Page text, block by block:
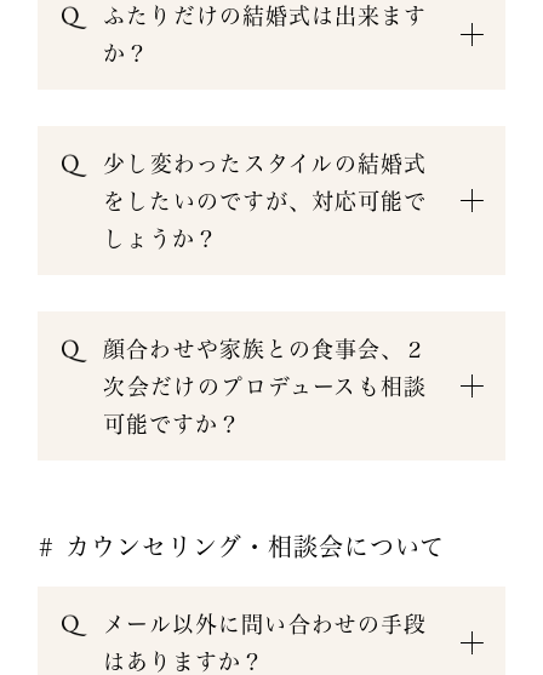
ふたりだけの結婚式は出来ます
か？
少し変わったスタイルの結婚式
をしたいのですが、対応可能で
しょうか？
顔合わせや家族との食事会、２
次会だけのプロデュースも相談
可能ですか？
# カウンセリング・相談会について
メール以外に問い合わせの手段
はありますか？